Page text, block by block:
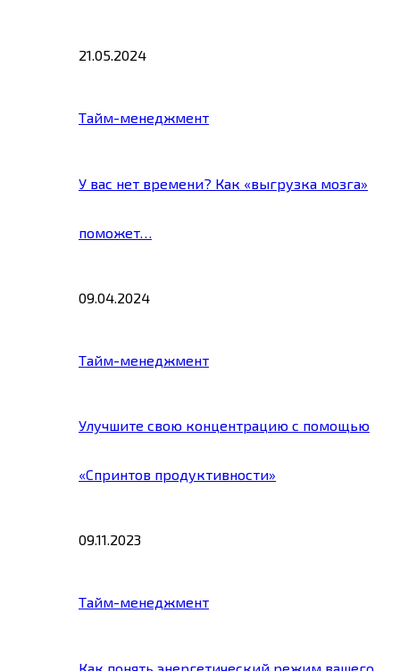
21.05.2024
Тайм-менеджмент
У вас нет времени? Как «выгрузка мозга»
поможет…
09.04.2024
Тайм-менеджмент
Улучшите свою концентрацию с помощью
«Спринтов продуктивности»
09.11.2023
Тайм-менеджмент